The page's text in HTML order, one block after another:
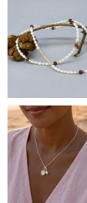
$240.900
$306.600